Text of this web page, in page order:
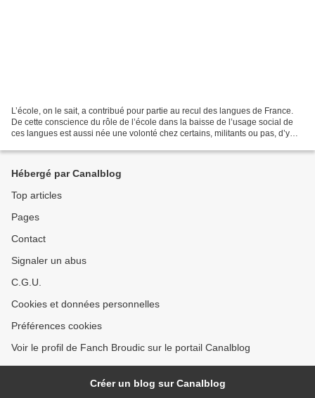
L’école, on le sait, a contribué pour partie au recul des langues de France.
De cette conscience du rôle de l’école dans la baisse de l’usage social de
ces langues est aussi née une volonté chez certains, militants ou pas, d’y
Hébergé par Canalblog
Top articles
Pages
Contact
Signaler un abus
C.G.U.
Cookies et données personnelles
Préférences cookies
Voir le profil de Fanch Broudic sur le portail Canalblog
Créer un blog sur Canalblog